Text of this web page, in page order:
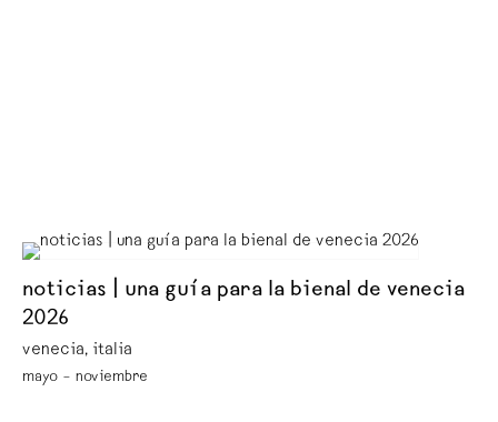
noticias | una guía para la bienal de venecia
2026
venecia, italia
mayo – noviembre